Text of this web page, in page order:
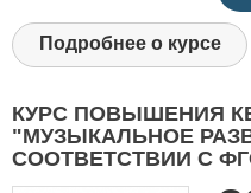
Подробнее о курсе
КУРС ПОВЫШЕНИЯ
"МУЗЫКАЛЬНОЕ
СООТВЕТСТВИИ С